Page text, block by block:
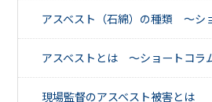
アスベスト（石綿）の種類 ～シ
アスベストとは ～ショートコラ
現場監督のアスベスト被害とは